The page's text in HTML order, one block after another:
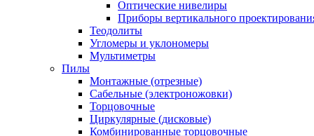
Оптические нивелиры
Приборы вертикального
Теодолиты
Угломеры и уклономеры
Мультиметры
Пилы
Монтажные (отрезные)
Сабельные (электроножовки)
Торцовочные
Циркулярные (дисковые)
Комбинированные торцовочные